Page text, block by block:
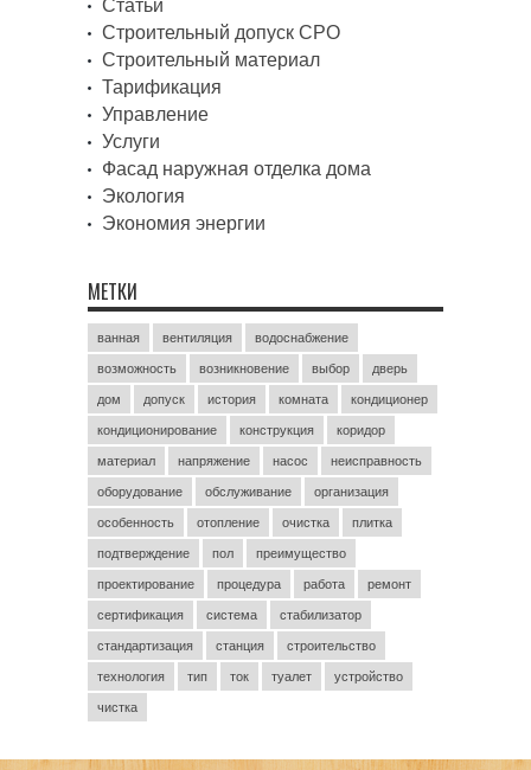
Статьи
Строительный допуск СРО
Строительный материал
Тарификация
Управление
Услуги
Фасад наружная отделка дома
Экология
Экономия энергии
МЕТКИ
ванная вентиляция водоснабжение
возможность возникновение выбор дверь
дом допуск история комната кондиционер
кондиционирование конструкция коридор
материал напряжение насос неисправность
оборудование обслуживание организация
особенность отопление очистка плитка
подтверждение пол преимущество
проектирование процедура работа ремонт
сертификация система стабилизатор
стандартизация станция строительство
технология тип ток туалет устройство
чистка